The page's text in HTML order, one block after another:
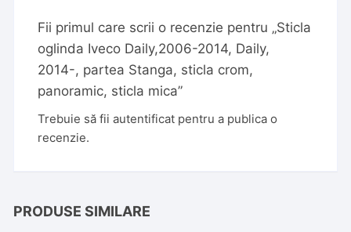
Fii primul care scrii o recenzie pentru „Sticla
oglinda Iveco Daily,2006-2014, Daily,
2014-, partea Stanga, sticla crom,
panoramic, sticla mica”
Trebuie să fiiautentificat pentru a publica o
recenzie.
PRODUSE SIMILARE